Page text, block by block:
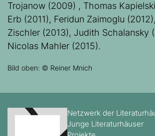
Trojanow (2009) , Thomas
Erb (2011), Feridun Zaimoglu
Zischler (2013), Judith Schalansky
Nicolas Mahler (2015).
Bild oben: © Reiner Mnich
Netzwerk der
Junge Literaturhäuser